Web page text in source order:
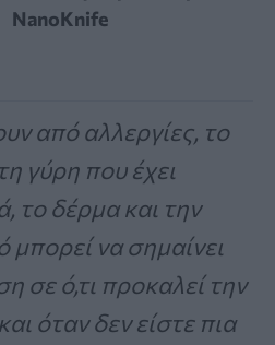
NanoKnife
από αλλεργίες, το
γύρη που έχει
το δέρμα και την
μπορεί να σημαίνει
σε ό,τι προκαλεί την
όταν δεν είστε πια